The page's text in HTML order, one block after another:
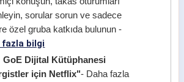
sorular sorun ve sadece
özel gruba katkıda bulunun -
fazla bilgi
GoE Dijital Kütüphanesi
için Netflix"- Daha fazla